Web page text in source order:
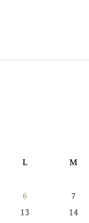
L
M
6
7
13
14